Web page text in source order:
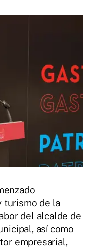
turismo de la
del alcalde de
así como
empresarial,